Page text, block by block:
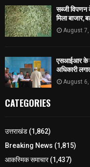
सब्जी विपणन
मिला बाजार,
August 7,
एसआईआर के
अधिकारी
August
CATEGORIES
उत्तराखंड (1,862)
Breaking News (1,815)
आकस्मिक समाचार(1,437)